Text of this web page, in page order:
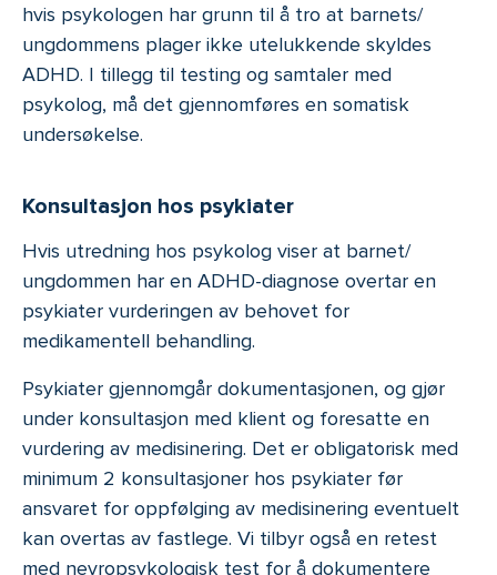
hvis psykologen har grunn til å tro at barnets/
ungdommens plager ikke utelukkende skyldes
ADHD. I tillegg til testing og samtaler med
psykolog, må det gjennomføres en somatisk
undersøkelse.
Konsultasjon hos psykiater
Hvis utredning hos psykolog viser at barnet/
ungdommen har en ADHD-diagnose overtar en
psykiater vurderingen av behovet for
medikamentell behandling.
Psykiater gjennomgår dokumentasjonen, og gjør
under konsultasjon med klient og foresatte en
vurdering av medisinering. Det er obligatorisk med
minimum 2 konsultasjoner hos psykiater før
ansvaret for oppfølging av medisinering eventuelt
kan overtas av fastlege. Vi tilbyr også en retest
med nevropsykologisk test for å dokumentere